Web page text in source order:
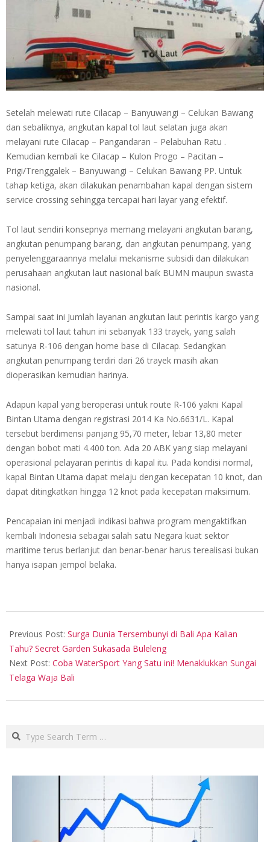
Setelah melewati rute Cilacap – Banyuwangi – Celukan Bawang
dan sebaliknya, angkutan kapal tol laut selatan juga akan
melayani rute Cilacap – Pangandaran – Pelabuhan Ratu .
Kemudian kembali ke Cilacap – Kulon Progo – Pacitan –
Prigi/Trenggalek – Banyuwangi – Celukan Bawang PP. Untuk
tahap ketiga, akan dilakukan penambahan kapal dengan sistem
service crossing sehingga tercapai hari layar yang efektif.
Tol laut sendiri konsepnya memang melayani angkutan barang,
angkutan penumpang barang, dan angkutan penumpang, yang
penyelenggaraannya melalui mekanisme subsidi dan dilakukan
perusahaan angkutan laut nasional baik BUMN maupun swasta
nasional.
Sampai saat ini Jumlah layanan angkutan laut perintis kargo yang
melewati tol laut tahun ini sebanyak 133 trayek, yang salah
satunya R-106 dengan home base di Cilacap. Sedangkan
angkutan penumpang terdiri dari 26 trayek masih akan
dioperasikan kemudian harinya.
Adapun kapal yang beroperasi untuk route R-106 yakni Kapal
Bintan Utama dengan registrasi 2014 Ka No.6631/L. Kapal
tersebut berdimensi panjang 95,70 meter, lebar 13,80 meter
dengan bobot mati 4.400 ton. Ada 20 ABK yang siap melayani
operasional pelayaran perintis di kapal itu. Pada kondisi normal,
kapal Bintan Utama dapat melaju dengan kecepatan 10 knot, dan
dapat ditingkatkan hingga 12 knot pada kecepatan maksimum.
Pencapaian ini menjadi indikasi bahwa program mengaktifkan
kembali Indonesia sebagai salah satu Negara kuat sektor
maritime terus berlanjut dan benar-benar harus terealisasi bukan
hanya isapan jempol belaka.
05-
08
Previous Post: Surga Dunia Tersembunyi di Bali Apa Kalian
Tahu? Secret Garden Sukasada Buleleng
Next Post: Coba WaterSport Yang Satu ini! Menaklukkan Sungai
Telaga Waja Bali
Search